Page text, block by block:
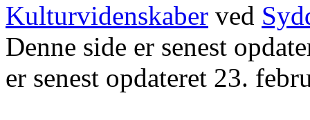
Kulturvidenskaber ved
Denne side er senest
er senest opdateret 23.